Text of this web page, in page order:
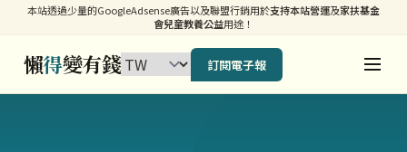
本站透過少量的GoogleAdsense廣告以及聯盟行銷用於支持本站營運及家扶基金
會兒童教養公益用途！
懶得變有錢 訂閱電子報